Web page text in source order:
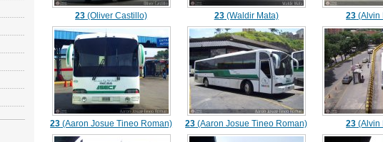
23 (Oliver Castillo) 23(Waldir Mata) 23 (Alvin
23 (Aaron Josue Tineo Roman) 23 (Aaron Josue Tineo Roman) 23 (Alvin